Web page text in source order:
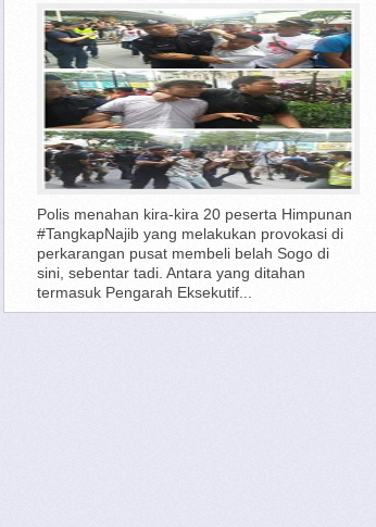
Polis menahan kira-kira 20 peserta Himpunan
#TangkapNajib yang melakukan provokasi di
perkarangan pusat membeli belah Sogo di
sini, sebentar tadi. Antara yang ditahan
termasuk Pengarah Eksekutif...